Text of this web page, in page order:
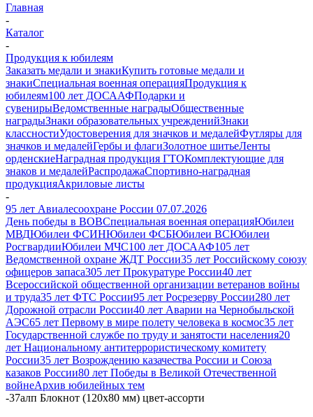
Главная
-
Каталог
-
Продукция к юбилеям
Заказать медали и знакиКупить готовые медали и
знакиСпециальная военная операцияПродукция к
юбилеям100 лет ДОСААФПодарки и
сувенирыВедомственные наградыОбщественные
наградыЗнаки образовательных учрежденийЗнаки
классностиУдостоверения для значков и медалейФутляры для
значков и медалейГербы и флагиЗолотное шитьеЛенты
орденскиеНаградная продукция ГТОКомплектующие для
знаков и медалейРаспродажаСпортивно-наградная
продукцияАкриловые листы
-
95 лет Авиалесоохране России 07.07.2026
День победы в ВОВСпециальная военная операцияЮбилеи
МВДЮбилеи ФСИНЮбилеи ФСБЮбилеи ВСЮбилеи
РосгвардииЮбилеи МЧС100 лет ДОСААФ105 лет
Ведомственной охране ЖДТ России35 лет Российскому союзу
офицеров запаса305 лет Прокуратуре России40 лет
Всероссийской общественной организации ветеранов войны
и труда35 лет ФТС России95 лет Росрезерву России280 лет
Дорожной отрасли России40 лет Аварии на Чернобыльской
АЭС65 лет Первому в мире полету человека в космос35 лет
Государственной службе по труду и занятости населения20
лет Национальному антитеррористическому комитету
России35 лет Возрождению казачества России и Союза
казаков России80 лет Победы в Великой Отечественной
войнеАрхив юбилейных тем
-37алп Блокнот (120х80 мм) цвет-ассорти